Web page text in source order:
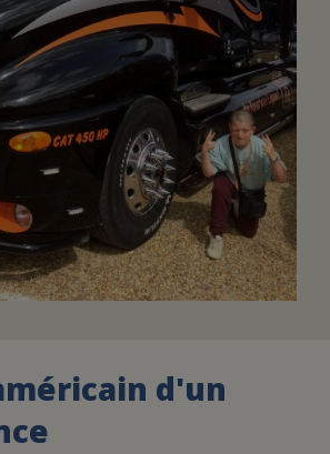
DEVENIR
UN PETIT PRINCE
d'un